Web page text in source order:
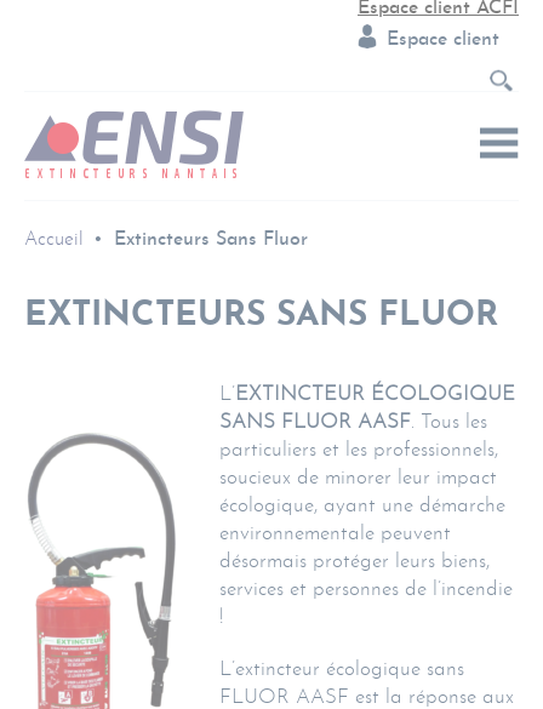
Espace client ACFI
Espace client
Accueil Extincteurs Sans Fluor
EXTINCTEURS SANS FLUOR
L’ EXTINCTEUR ÉCOLOGIQUE
SANS FLUOR AASF. Tous les
particuliers et les professionnels,
soucieux de minorer leur impact
écologique, ayant une démarche
environnementale peuvent
désormais protéger leurs biens,
services et personnes de l’incendie
!
L’extincteur écologique sans
FLUOR AASF est la réponse aux